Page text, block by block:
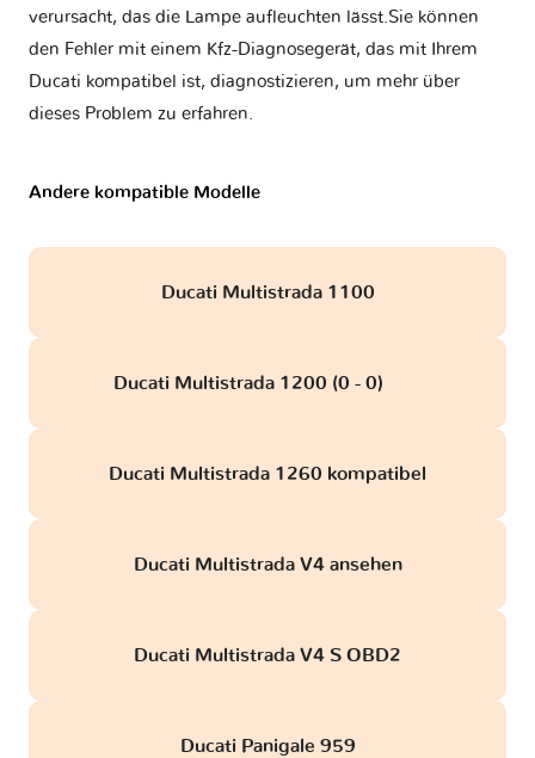
verursacht, das die Lampe aufleuchten lässt.Sie können
den Fehler mit einem Kfz-Diagnosegerät, das mit Ihrem
Ducati kompatibel ist, diagnostizieren, um mehr über
dieses Problem zu erfahren.
Andere kompatible Modelle
Ducati Multistrada 1100
Ducati Multistrada 1200 (0 - 0)
Ducati Multistrada 1260 kompatibel
Ducati Multistrada V4 ansehen
Ducati Multistrada V4 S OBD2
Ducati Panigale 959